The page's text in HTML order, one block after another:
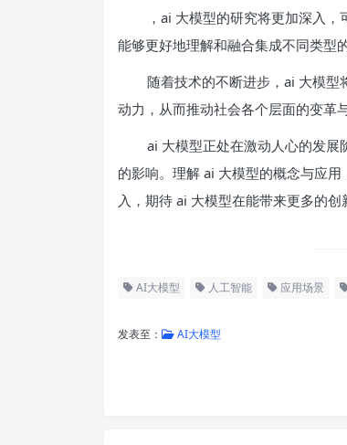
，ai 大模型的研究将更加深入
能够更好地理解和融合集成不同类型
随着技术的不断进步，ai 大模
动力，从而推动社会各个层面的变革与
ai 大模型正处在激动人心的发
的影响。理解 ai 大模型的概念与应
入，期待 ai 大模型在能带来更多的创
AI大模型 人工智能 应用场景
发表至： AI大模型